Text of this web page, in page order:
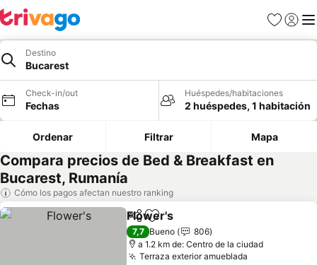
Favoritos
Iniciar
Destino
Bucarest
Check-in/out
Fechas
Huéspedes/habitaciones
2 huéspedes, 1 habitación
Ordenar Filtrar Mapa
Compara precios de Bed & Breakfast en
Bucarest, Rumanía
Cómo los pagos afectan nuestro ranking
CompartirAgregar a favoritos
Flower's
7,7 Bueno
806
a 1.2 km de: Centro de la ciudad
Terraza exterior amueblada